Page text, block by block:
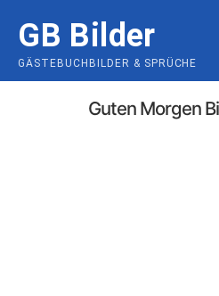
content
GB Bilder
GÄSTEBUCHBILDER & SPRÜCHE
Guten Morgen